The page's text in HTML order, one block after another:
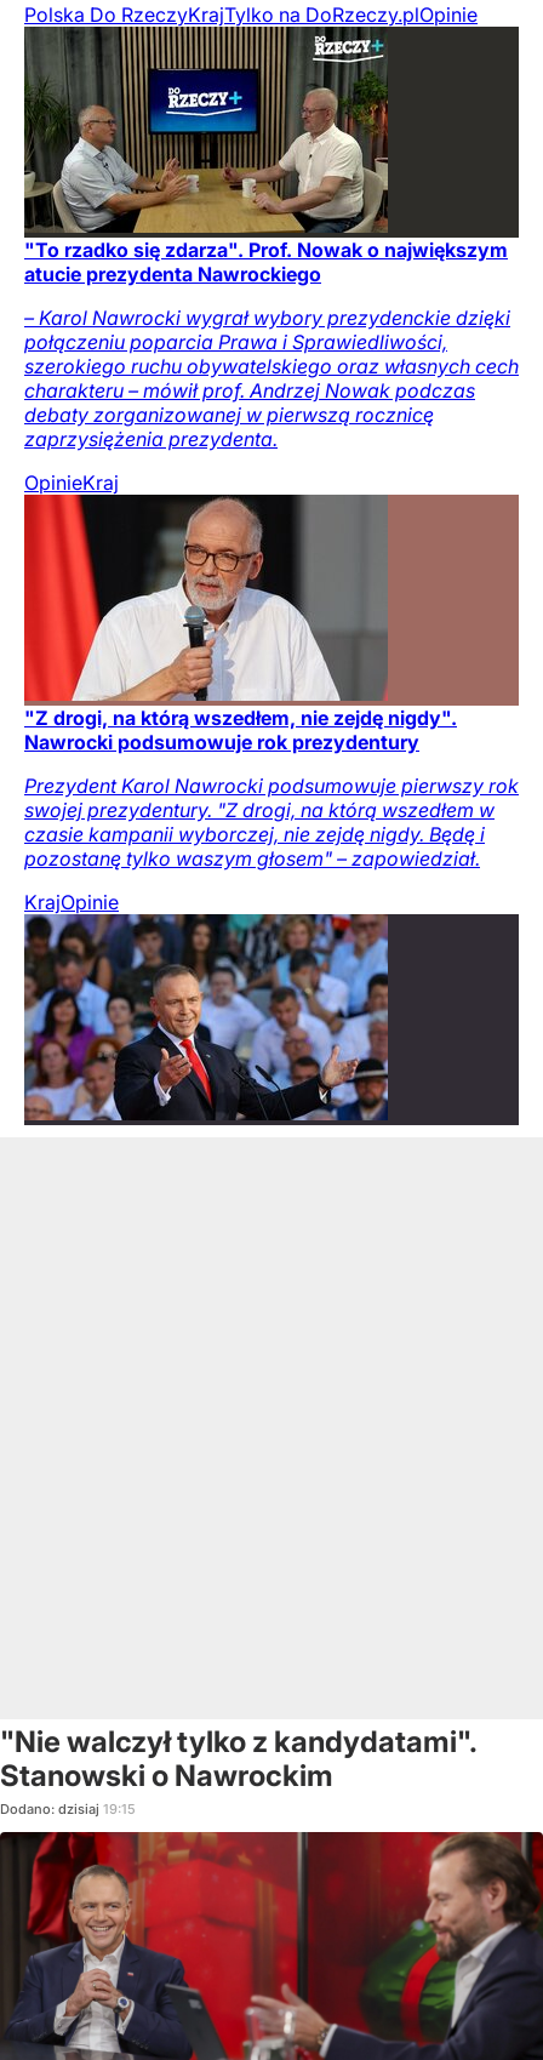
Polska Do RzeczyKrajTylko na DoRzeczy.plOpinie
"To rzadko się zdarza". Prof. Nowak o największym
atucie prezydenta Nawrockiego
– Karol Nawrocki wygrał wybory prezydenckie dzięki
połączeniu poparcia Prawa i Sprawiedliwości,
szerokiego ruchu obywatelskiego oraz własnych cech
charakteru – mówił prof. Andrzej Nowak podczas
debaty zorganizowanej w pierwszą rocznicę
zaprzysiężenia prezydenta.
OpinieKraj
"Z drogi, na którą wszedłem, nie zejdę nigdy".
Nawrocki podsumowuje rok prezydentury
Prezydent Karol Nawrocki podsumowuje pierwszy rok
swojej prezydentury. "Z drogi, na którą wszedłem w
czasie kampanii wyborczej, nie zejdę nigdy. Będę i
pozostanę tylko waszym głosem" – zapowiedział.
KrajOpinie
"Nie walczył tylko z kandydatami".
Stanowski o Nawrockim
Dodano: dzisiaj 19:15